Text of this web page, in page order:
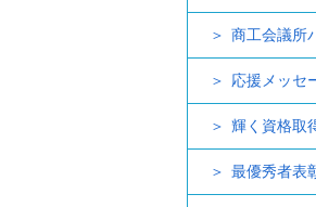
商工会議所
応援メッセ
輝く資格取
最優秀者表